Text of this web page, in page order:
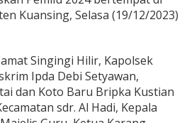
Kuansing, Selasa (19/12/2023)
Singingi Hilir, Kapolsek
Ipda Debi Setyawan,
dan Koto Baru Bripka Kustian
sdr. Al Hadi, Kepala